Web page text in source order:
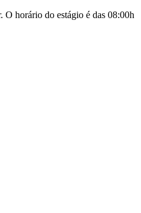
O horário do estágio é das 08:00h